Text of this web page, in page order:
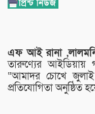
এফ আই রানা
তারুণ্যের আইডিয়ায়
“আমাদর চোখে জুলাই
প্রতিযোগিতা অনুষ্ঠিত